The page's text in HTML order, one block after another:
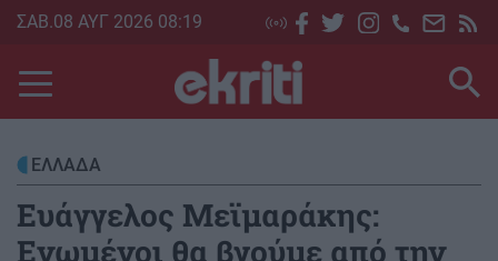
Skip
main
content
ΣΑΒ.08 ΑΥΓ 2026 08:19
ΕΛΛΑΔΑ
Ευάγγελος Μεϊμαράκης:
Ενωμένοι θα βγούμε από την